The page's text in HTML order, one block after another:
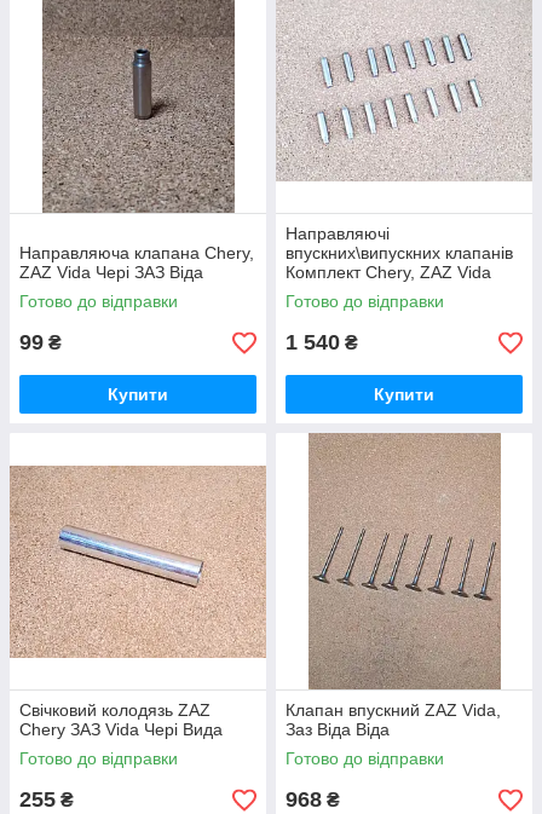
Направляюча клапана Chery,
ZAZ Vida Чері ЗАЗ Віда
Готово до відправки
99 ₴
Купити
Направляючі
впускних\випускних клапанів
Комплект Chery, ZAZ Vida
Чері ЗАЗ Віда
Готово до відправки
1 540 ₴
Купити
Свічковий колодязь ZAZ
Chery ЗАЗ Vida Чері Вида
Готово до відправки
255 ₴
Клапан впускний ZAZ Vida,
Заз Віда Віда
Готово до відправки
968 ₴